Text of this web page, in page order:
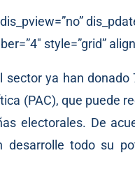
style=”grid”
sector ya han
(PAC), que puede
electorales. De
desarrolle todo su